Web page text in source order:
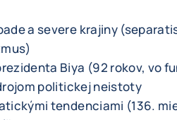
a severe krajiny
Biya (92 rokov, vo
politickej neistoty
tendenciami (136.